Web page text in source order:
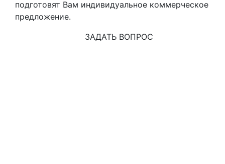
подготовят Вам индивидуальное коммерческое
предложение.
ЗАДАТЬ ВОПРОС